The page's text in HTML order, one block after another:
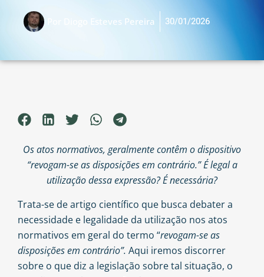
Diogo Esteves Pereira 30/01/2026
Os atos normativos, geralmente contêm o dispositivo
“revogam-se as disposições em contrário.” É legal a
utilização dessa expressão? É necessária?
Trata-se de artigo científico que busca debater a
necessidade e legalidade da utilização nos atos
normativos em geral do termo “revogam-se as
disposições em contrário”. Aqui iremos discorrer
sobre o que diz a legislação sobre tal situação, o